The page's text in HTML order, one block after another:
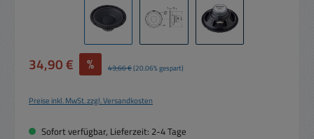
Verkaufspreis:
34,90 € % Regulärer Preis:
43,66 €(20.06% gespart)
Preise inkl. MwSt. zzgl. Versandkosten
Sofort verfügbar, Lieferzeit: 2-4 Tage